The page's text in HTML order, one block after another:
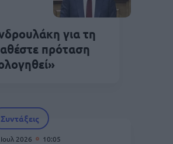
για τη
πρόταση
Συντάξεις
2026 10:05